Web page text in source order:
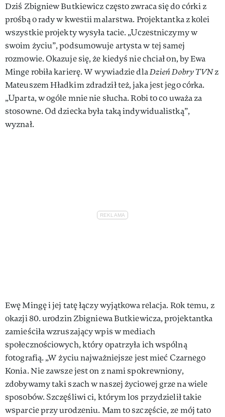
Dziś Zbigniew Butkiewicz często zwraca się do córki z
prośbą o rady w kwestii malarstwa. Projektantka z kolei
wszystkie projekty wysyła tacie. „Uczestniczymy w
swoim życiu”, podsumowuje artysta w tej samej
rozmowie. Okazuje się, że kiedyś nie chciał on, by Ewa
Minge robiła karierę. W wywiadzie dlaDzień Dobry TVNz
Mateuszem Hładkim zdradził też, jaka jest jego córka.
„Uparta, w ogóle mnie nie słucha. Robi to co uważa za
stosowne. Od dziecka była taką indywidualistką”,
wyznał.
Ewę Mingę i jej tatę łączy wyjątkowa relacja. Rok temu, z
okazji 80. urodzin Zbigniewa Butkiewicza, projektantka
zamieściła wzruszający wpis w mediach
społecznościowych, który opatrzyła ich wspólną
fotografią. „W życiu najważniejsze jest mieć Czarnego
Konia. Nie zawsze jest on z nami spokrewniony,
zdobywamy taki szach w naszej życiowej grze na wiele
sposobów. Szczęśliwi ci, którym los przydzielił takie
wsparcie przy urodzeniu. Mam to szczęście, ze mój tato